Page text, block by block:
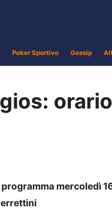
Poker Sportivo Gossip
mercoledì